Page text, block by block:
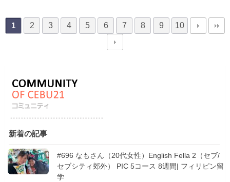
1 2 3 4 5 6 7 8 9 10
新着の記事
#696 なもさん（20代女性）English Fella 2（セブ/
セブシティ郊外） PIC 5コース 8週間| フィリピン留
学